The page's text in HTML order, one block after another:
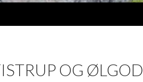
OG ØLGOD